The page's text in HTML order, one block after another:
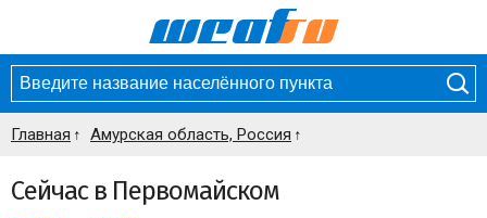
Главная Амурская область, Россия
Сейчас в Первомайском